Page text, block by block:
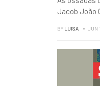
Jacob João
BY LUISA JUN